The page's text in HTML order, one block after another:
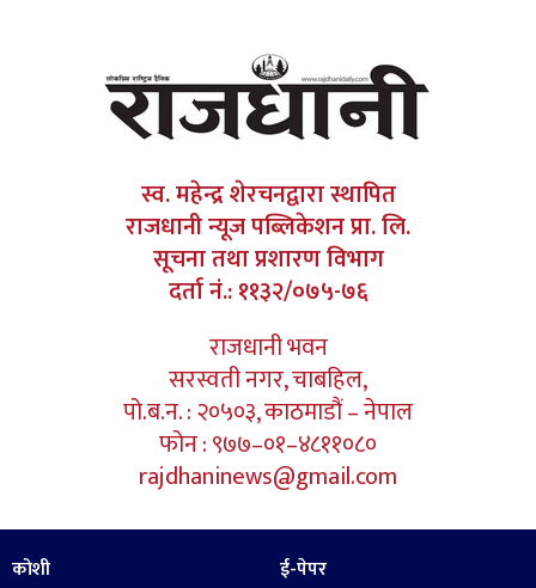
स्व. महेन्द्र शेरचनद्वारा स्थापित
राजधानी न्यूज पब्लिकेशन प्रा. लि.
सूचना तथा प्रशारण विभाग
दर्ता नं.: ११३२/०७५-७६
राजधानी भवन
सरस्वती नगर, चाबहिल,
पो.ब.न. : २०५०३, काठमाडौं – नेपाल
फोन : ९७७–०१–४८११०८०
rajdhaninews@gmail.com
कोशी
ई-पेपर